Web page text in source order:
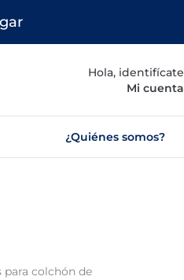
Mi cuenta
¿Quiénes somos?
para colchón de